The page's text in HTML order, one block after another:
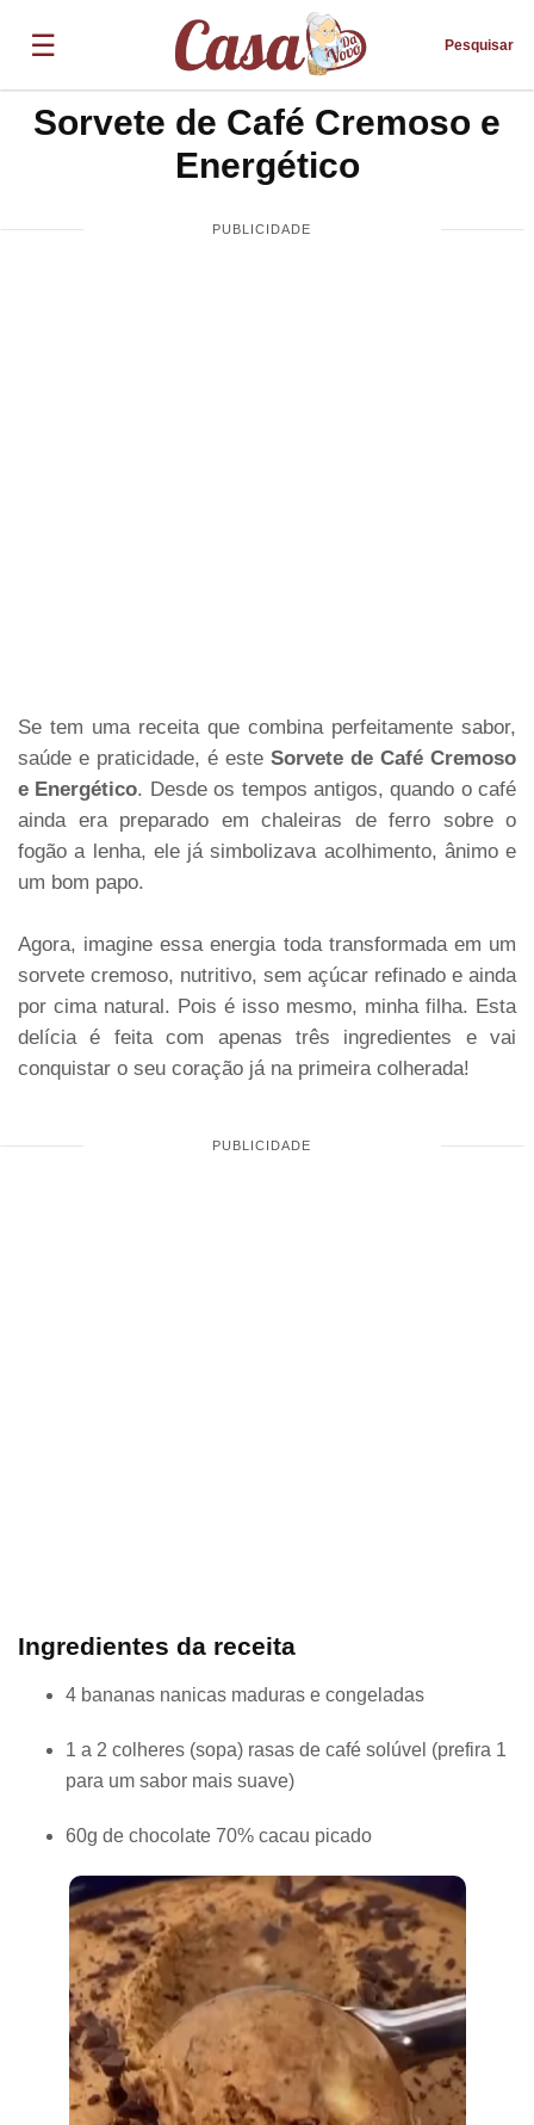
☰ Pesquisar
Sorvete de Café Cremoso e
Energético
Se tem uma receita que combina perfeitamente sabor,
saúde e praticidade, é este Sorvete de Café Cremoso
e Energético. Desde os tempos antigos, quando o café
ainda era preparado em chaleiras de ferro sobre o
fogão a lenha, ele já simbolizava acolhimento, ânimo e
um bom papo.
Agora, imagine essa energia toda transformada em um
sorvete cremoso, nutritivo, sem açúcar refinado e ainda
por cima natural. Pois é isso mesmo, minha filha. Esta
delícia é feita com apenas três ingredientes e vai
conquistar o seu coração já na primeira colherada!
Ingredientes da receita
4 bananas nanicas maduras e congeladas
1 a 2 colheres (sopa) rasas de café solúvel (prefira 1
para um sabor mais suave)
60g de chocolate 70% cacau picado